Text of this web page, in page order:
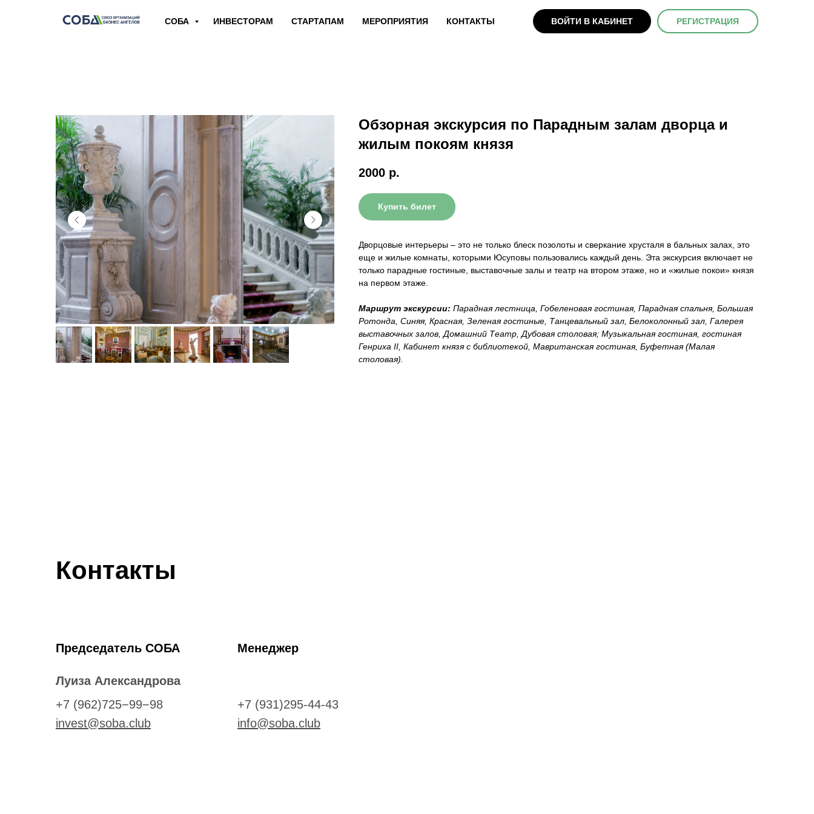
СОБА ИНВЕСТОРАМ СТАРТАПАМ МЕРОПРИЯТИЯ КОНТАКТЫ ВОЙТИ В КАБИНЕТ РЕГИСТРАЦИЯ
Обзорная экскурсия по Парадным залам дворца и
жилым покоям князя
2000 р.
Купить билет
Дворцовые интерьеры – это не только блеск позолоты и сверкание хрусталя в бальных залах, это
еще и жилые комнаты, которыми Юсуповы пользовались каждый день. Эта экскурсия включает не
только парадные гостиные, выставочные залы и театр на втором этаже, но и «жилые покои» князя
на первом этаже.
Маршрут экскурсии: Парадная лестница, Гобеленовая гостиная, Парадная спальня, Большая
Ротонда, Синяя, Красная, Зеленая гостиные, Танцевальный зал, Белоколонный зал, Галерея
выставочных залов, Домашний Театр, Дубовая столовая; Музыкальная гостиная, гостиная
Генриха II, Кабинет князя с библиотекой, Мавританская гостиная, Буфетная (Малая
столовая).
Контакты
Председатель СОБА
Луиза Александрова
+7 (962)725−99−98
invest@soba.club
Менеджер
+7 (931)295-44-43
info@soba.club